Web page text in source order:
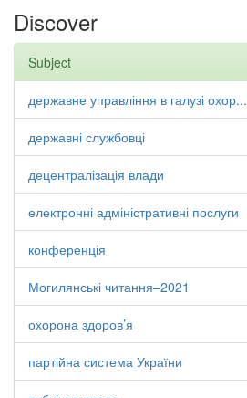
Discover
Subject
державне управління в галузі охор...
державні службовці
децентралізація влади
електронні адміністративні послуги
конференція
Могилянські читання–2021
охорона здоров’я
партійна система України